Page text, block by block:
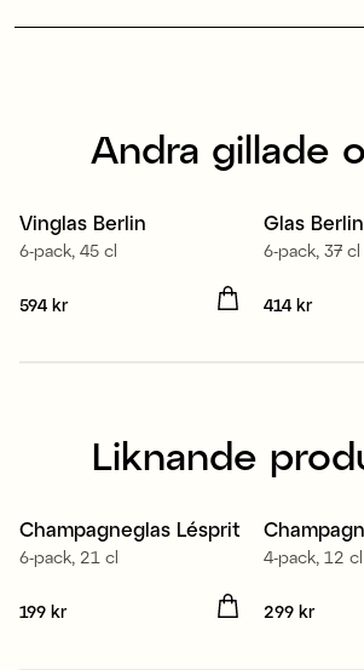
Andra gillade
Vinglas Berlin
6-pack, 45 cl
Pris :594 kr
594 kr
Glas Berlin
6-pack, 37 cl
Pris :414 kr
414 kr
Liknande
Champagneglas Lésprit
6-pack, 21 cl
Pris :199 kr
199 kr
4-pack, 12 cl
Pris :299 kr
299 kr